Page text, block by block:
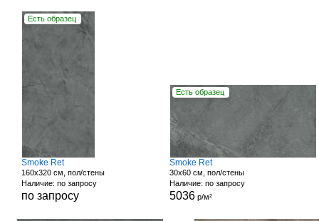
Есть образец
Smoke Ret
160x320 см, пол/стены
Наличие: по запросу
по запросу
Есть образец
Smoke Ret
30x60 см, пол/стены
Наличие: по запросу
5036 р/м²